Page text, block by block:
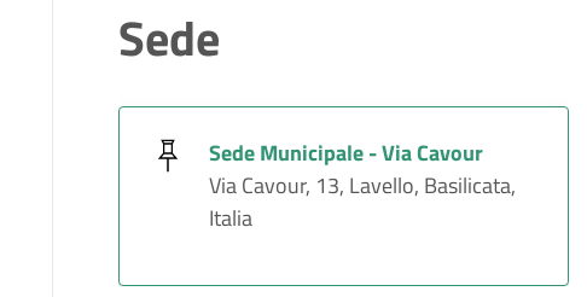
Canone patrimoniale di esposizione pubblicitaria
Istanza di accesso documentale
Istanza di accesso generalizzato
Sede
Sede Municipale - Via Cavour
Via Cavour, 13, Lavello, Basilicata,
Italia